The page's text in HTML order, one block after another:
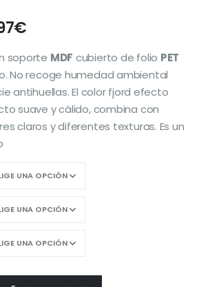
€
soporte MDF cubierto de folio PET
No recoge humedad ambiental
antihuellas. El color fjord efecto
suave y cálido, combina con
claros y diferentes texturas. Es un